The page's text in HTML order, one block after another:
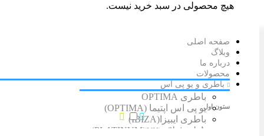
هیچ محصولی در سبد خرید نیست.
صفحه اصلی
وبلاگ
درباره ما
محصولات
ستون اول
پاور قفل دار (VH)
باطری و یو پی اس
باطری OPTIMA
یو پی اس اپتیما (OPTIMA)
باطری ایبیزا(IBIZA)
باطری پلاتینیوم (PLATINUM)